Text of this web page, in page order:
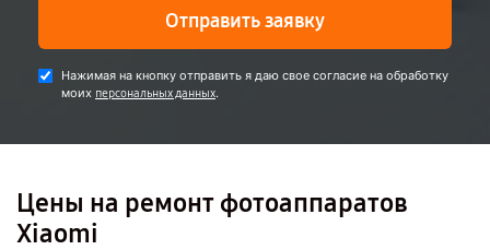
Отправить заявку
Нажимая на кнопку отправить я даю свое согласие на обработку
моих персональных данных.
Цены на ремонт фотоаппаратов
Xiaomi